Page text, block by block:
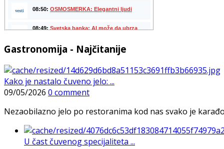
Gastronomija - Najčitanije
Kako je nastalo čuveno jelo: ...
09/05/2026 0 comment
Nezaobilazno jelo po restoranima kod nas svako je
U čast čuvenog specijaliteta ...